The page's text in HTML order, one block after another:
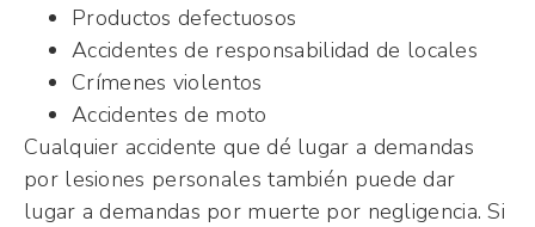
Productos defectuosos
Accidentes de responsabilidad de locales
Crímenes violentos
Accidentes de moto
Cualquier accidente que dé lugar a demandas
por lesiones personales también puede dar
lugar a demandas por muerte por negligencia. Si